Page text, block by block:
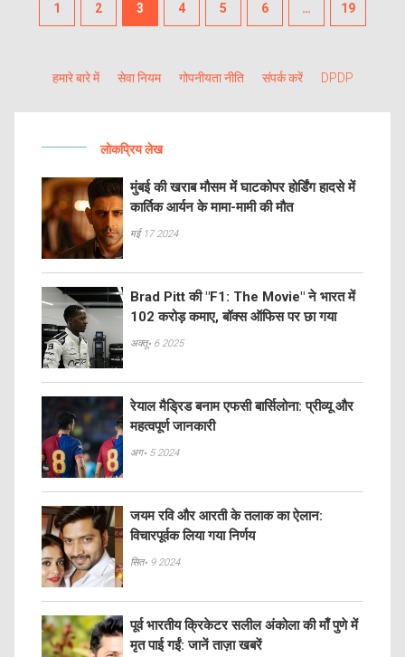
1 2 3 4 5 6 … 19
हमारे बारे में सेवा नियम गोपनीयता नीति संपर्क करें DPDP
लोकप्रिय लेख
मुंबई की खराब मौसम में घाटकोपर होर्डिंग हादसे में
कार्तिक आर्यन के मामा-मामी की मौत
मई 17 2024
Brad Pitt की "F1: The Movie" ने भारत में
102 करोड़ कमाए, बॉक्स ऑफिस पर छा गया
अक्तू॰ 6 2025
रेयाल मैड्रिड बनाम एफसी बार्सिलोना: प्रीव्यू और
महत्वपूर्ण जानकारी
अग॰ 5 2024
जयम रवि और आरती के तलाक का ऐलान:
विचारपूर्वक लिया गया निर्णय
सित॰ 9 2024
पूर्व भारतीय क्रिकेटर सलील अंकोला की माँ पुणे में
मृत पाई गईं: जानें ताज़ा खबरें